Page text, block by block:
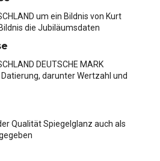
um ein Bildnis von Kurt
die Jubiläumsdaten
DEUTSCHE MARK
darunter Wertzahl und
Qualität Spiegelglanz auch als